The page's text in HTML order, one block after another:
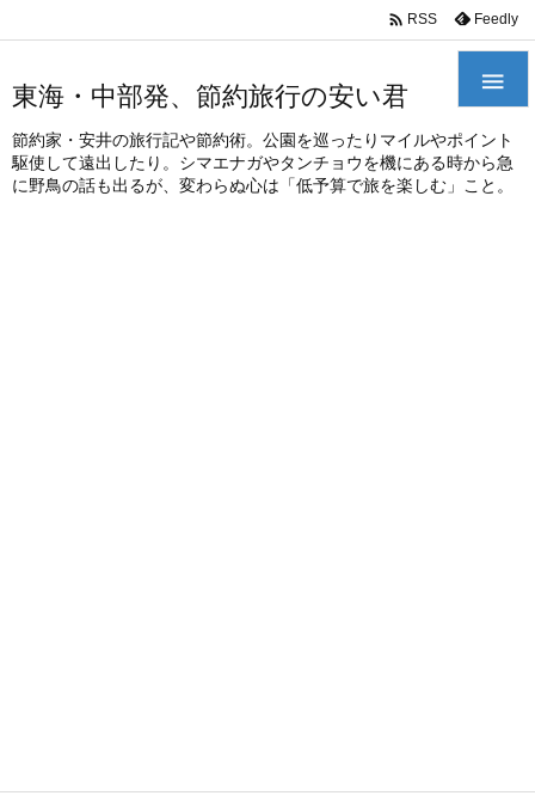
東海・中部発、節約旅行の安い君
節約家・安井の旅行記や節約術。公園を巡ったりマイルやポイント
駆使して遠出したり。シマエナガやタンチョウを機にある時から急
に野鳥の話も出るが、変わらぬ心は「低予算で旅を楽しむ」こと。

 RSS Feedly